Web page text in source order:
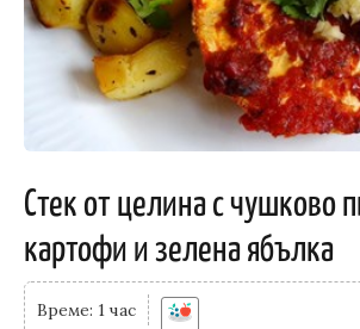
Стек от целина с чушково
картофи и зелена ябълка
Време: 1 час